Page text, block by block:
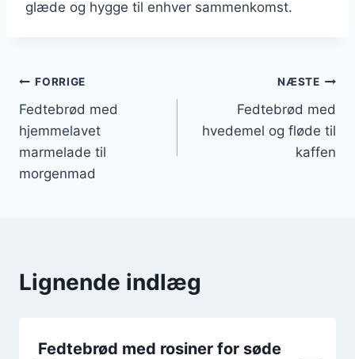
glæde og hygge til enhver sammenkomst.
Indlægsnavigation
FORRIGE
Fedtebrød med
hjemmelavet
marmelade til
morgenmad
NÆSTE
Fedtebrød med
hvedemel og fløde til
kaffen
Lignende indlæg
Fedtebrød med rosiner for søde